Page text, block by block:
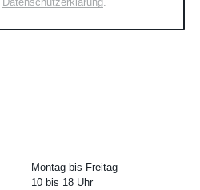
Montag bis Freitag
10 bis 18 Uhr